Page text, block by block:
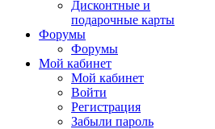
Дисконтные и
подарочные карты
Форумы
Форумы
Мой кабинет
Мой кабинет
Войти
Регистрация
Забыли пароль